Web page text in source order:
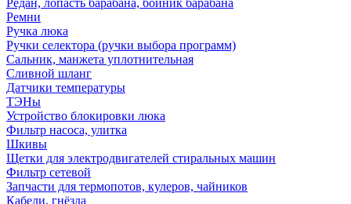
Редан, лопасть барабана, бойник барабана
Ремни
Ручка люка
Ручки селектора (ручки выбора программ)
Сальник, манжета уплотнительная
Сливной шланг
Датчики температуры
ТЭНы
Устройство блокировки люка
Фильтр насоса, улитка
Шкивы
Щетки для электродвигателей стиральных машин
Фильтр сетевой
Запчасти для термопотов, кулеров, чайников
Кабели, гнёзда